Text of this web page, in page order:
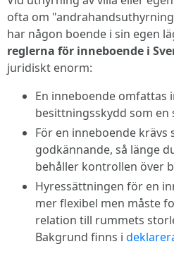
ofta om
har någon boende i sin egen
reglerna för inneboende i
juridiskt enorm:
En inneboende omfattas
besittningsskydd som
För en inneboende krävs
godkännande, så länge
behåller kontrollen över
Hyressättningen för en
mer flexibel men måste
relation till rummets
Bakgrund finns i